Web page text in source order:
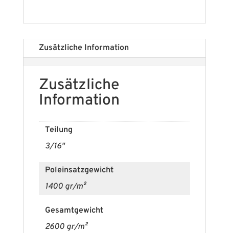
Zusätzliche Information
Zusätzliche
Information
Teilung
3/16"
Poleinsatzgewicht
1400 gr/m²
Gesamtgewicht
2600 gr/m²